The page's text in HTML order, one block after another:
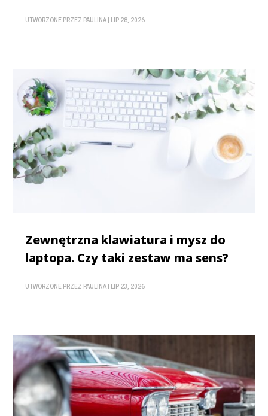
UTWORZONE PRZEZ PAULINA LIP 28, 2026
Zewnętrzna klawiatura i mysz do
laptopa. Czy taki zestaw ma sens?
UTWORZONE PRZEZ PAULINA LIP 23, 2026